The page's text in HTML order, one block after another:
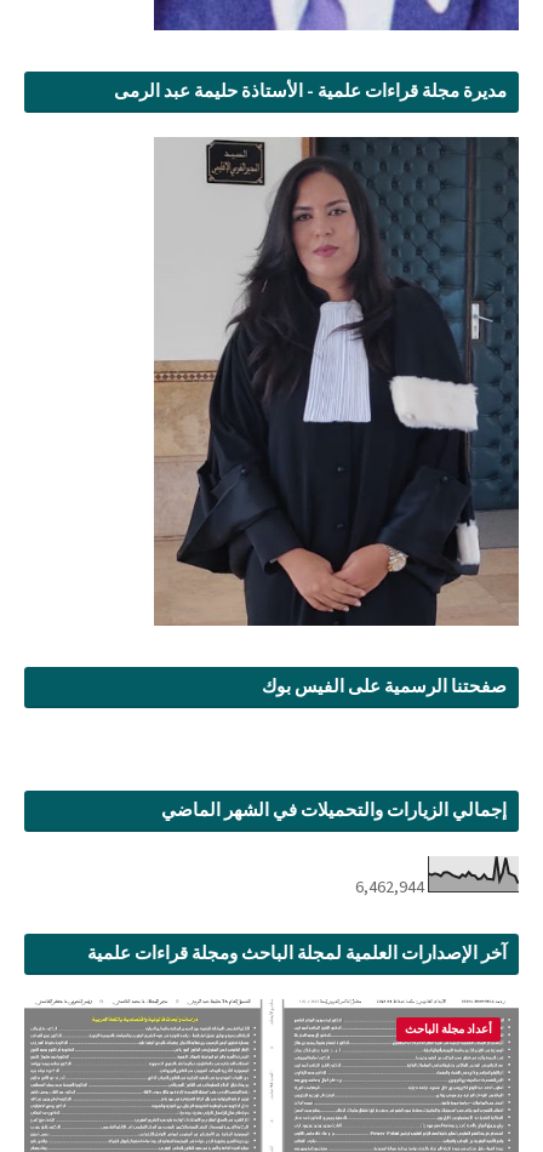
مديرة مجلة قراءات علمية - الأستاذة حليمة عبد الرمى
صفحتنا الرسمية على الفيس بوك
إجمالي الزيارات والتحميلات في الشهر الماضي
6,462,944
آخر الإصدارات العلمية لمجلة الباحث ومجلة قراءات علمية
أعداد مجلة الباحث